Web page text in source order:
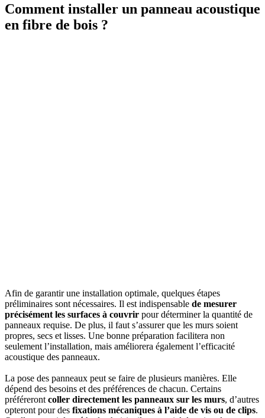
Comment installer un panneau acoustique
en fibre de bois ?
Afin de garantir une installation optimale, quelques étapes
préliminaires sont nécessaires. Il est indispensable de mesurer
précisément les surfaces à couvrir pour déterminer la quantité de
panneaux requise. De plus, il faut s’assurer que les murs soient
propres, secs et lisses. Une bonne préparation facilitera non
seulement l’installation, mais améliorera également l’efficacité
acoustique des panneaux.
La pose des panneaux peut se faire de plusieurs manières. Elle
dépend des besoins et des préférences de chacun. Certains
préféreront coller directement les panneaux sur les murs, d’autres
opteront pour des fixations mécaniques à l’aide de vis ou de clips.